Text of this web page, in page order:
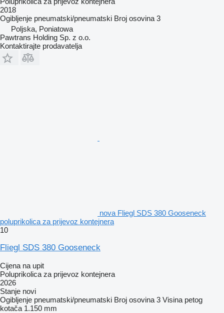
2018
Ogibljenje pneumatski/pneumatski Broj osovina 3
Poljska, Poniatowa
Pawtrans Holding Sp. z o.o.
Kontaktirajte prodavatelja
nova Fliegl SDS 380 Gooseneck
poluprikolica za prijevoz kontejnera
10
Fliegl SDS 380 Gooseneck
Cijena na upit
Poluprikolica za prijevoz kontejnera
2026
Stanje novi
Ogibljenje pneumatski/pneumatski Broj osovina 3 Visina petog
kotača 1.150 mm